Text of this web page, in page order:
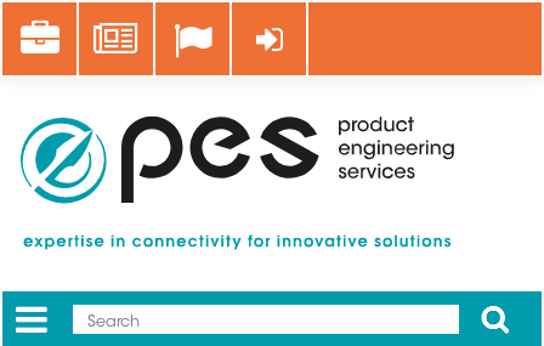
au
contenu
Career News Se connecter
Mobile
Apply